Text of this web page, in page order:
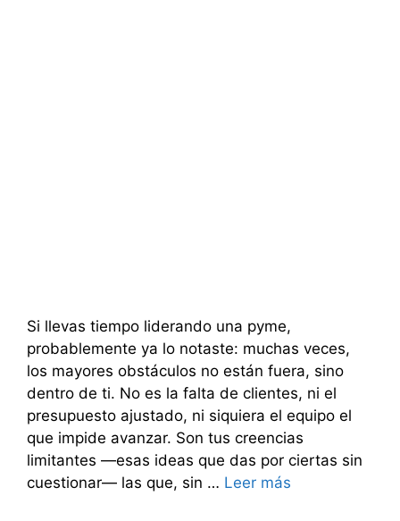
Si llevas tiempo liderando una pyme,
probablemente ya lo notaste: muchas veces,
los mayores obstáculos no están fuera, sino
dentro de ti. No es la falta de clientes, ni el
presupuesto ajustado, ni siquiera el equipo el
que impide avanzar. Son tus creencias
limitantes —esas ideas que das por ciertas sin
cuestionar— las que, sin … Leer más